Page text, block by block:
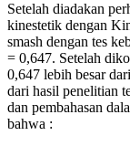
Setelah diadakan
kinestetik dengan
smash dengan tes
= 0,647. Setelah
0,647 lebih besar
dari hasil penelitian
dan pembahasan
bahwa :